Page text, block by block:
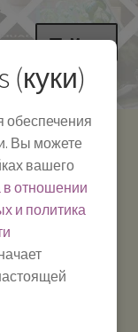
Меню
Телефон:+7-
391-249-1040
+79029904090
(куки)
обеспечения
Вы можете
вашего
в отношении
и политика